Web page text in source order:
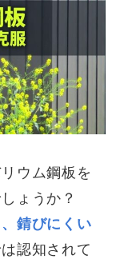
ウム鋼板を
ょうか？
錆びにくい
認知されて